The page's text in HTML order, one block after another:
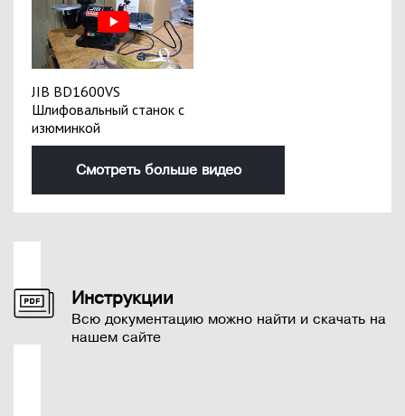
JIB BD1600VS
Шлифовальный станок с
изюминкой
Смотреть больше видео
Инструкции
Всю документацию можно найти и скачать на
нашем сайте